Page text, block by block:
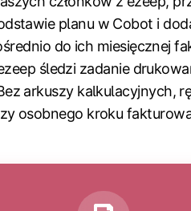
planu w Cobot i
do ich miesięcznej
śledzi zadanie
arkuszy kalkulacyjnych,
osobnego kroku